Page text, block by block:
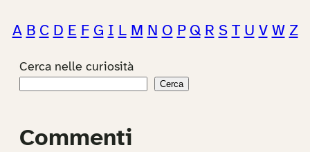
A B C D E F G I L M N O P Q R S T U V W Z
Cerca nelle curiosità
Cerca
Commenti